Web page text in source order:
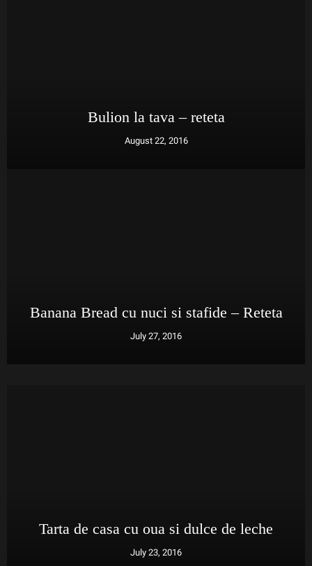
Bulion la tava – reteta
August 22, 2016
Banana Bread cu nuci si stafide – Reteta
July 27, 2016
Tarta de casa cu oua si dulce de leche
July 23, 2016